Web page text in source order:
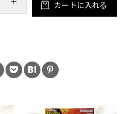
カートに入れる